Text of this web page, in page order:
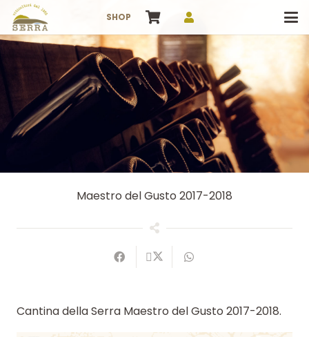
SHOP
Maestro del Gusto 2017-2018
Cantina della Serra Maestro del Gusto 2017-2018.